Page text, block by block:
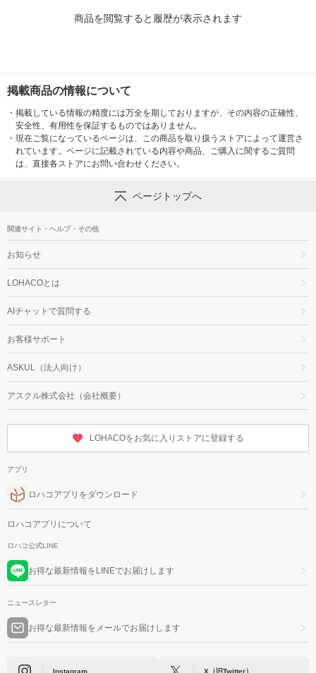
商品を閲覧すると履歴が表示されます
掲載商品の情報について
・ 掲載している情報の精度には万全を期しておりますが、その内容の正確性、
安全性、有用性を保証するものではありません。
・ 現在ご覧になっているページは、この商品を取り扱うストアによって運営さ
れています。ページに記載されている内容や商品、ご購入に関するご質問
は、直接各ストアにお問い合わせください。
ページトップへ
関連サイト・ヘルプ・その他
お知らせ
LOHACOとは
AIチャットで質問する
お客様サポート
ASKUL（法人向け）
アスクル株式会社（会社概要）
LOHACOをお気に入りストアに登録する
アプリ
ロハコアプリをダウンロード
ロハコアプリについて
ロハコ公式LINE
お得な最新情報をLINEでお届けします
ニュースレター
お得な最新情報をメールでお届けします
Instagram X（旧Twitter）